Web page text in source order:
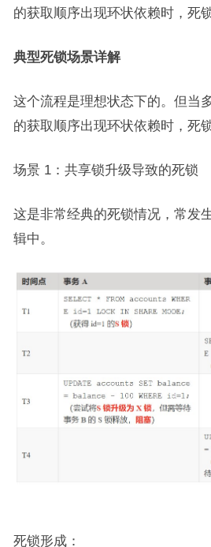
的获取顺序出现环状依赖时，死
典型死锁场景详解
这个流程是理想状态下的。但当
的获取顺序出现环状依赖时，死
场景 1：共享锁升级导致的死锁
这是非常经典的死锁情况，常发
辑中。
死锁形成：